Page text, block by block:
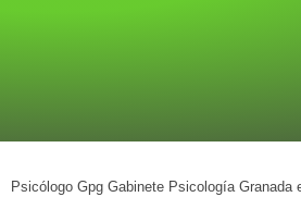
Psicólogo Gpg Gabinete Psicología Granada